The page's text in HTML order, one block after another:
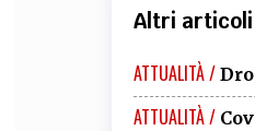
Altri
ATTUALITÀ /
ATTUALITÀ /